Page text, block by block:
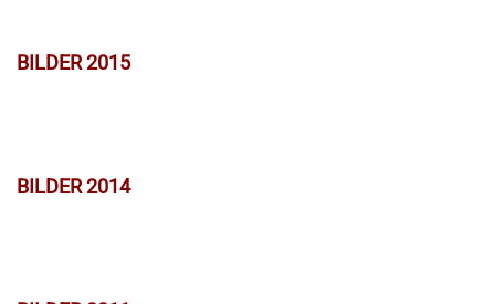
BILDER 2015
BILDER 2014